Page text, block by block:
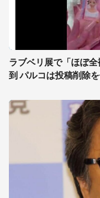
ラブベリ展で「ほぼ
到 パルコは投稿削除